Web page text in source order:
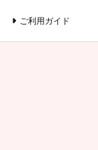
ご利用ガイド